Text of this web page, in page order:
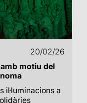
20/02/26
amb motiu del
il·luminacions a